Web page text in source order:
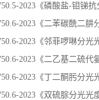
2023《磷酸盐-钼锑
2023《二苯碳酰二
2023《邻菲啰啉分光
2023《二乙基二硫
2023《丁二酮肟分光
2023《双硫腙分光光